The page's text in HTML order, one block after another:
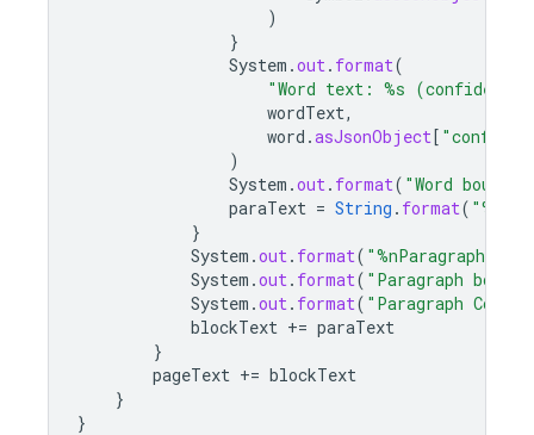
)
}
System .out. format(
"Word text: %s (confidence:
wordText,
word .asJsonObject[
)
System .out. format( "Word
paraText = String . format(
}
System .out. format( "%nParagraph:
System .out. format( "Paragraph
System .out. format( "Paragraph
blockText += paraText
}
pageText += blockText
}
}